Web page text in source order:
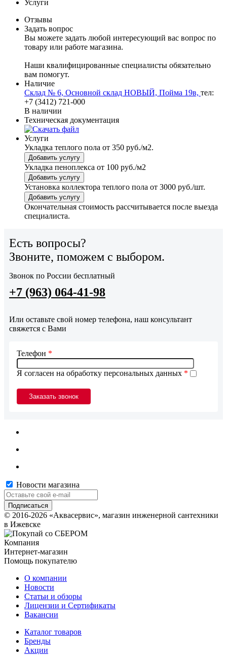
Услуги
Отзывы
Задать вопрос
Вы можете задать любой интересующий вас вопрос по
товару или работе магазина.
Наши квалифицированные специалисты обязательно
вам помогут.
Наличие
Склад № 6, Основной склад НОВЫЙ, Пойма 19в, тел:
+7 (3412) 721-000
В наличии
Техническая документация
Услуги
Укладка теплого пола от 350 руб./м2.
Добавить услугу
Укладка пеноплекса от 100 руб./м2
Добавить услугу
Установка коллектора теплого пола от 3000 руб./шт.
Добавить услугу
Окончательная стоимость рассчитывается после выезда
специалиста.
Есть вопросы?
Звоните, поможем с выбором.
Звонок по России бесплатный
+7 (963) 064-41-98
Или оставьте свой номер телефона, наш консультант
свяжется с Вами
Я согласен на обработку персональных данных *
Телефон *
Новости магазина
© 2016-2026 «Аквасервис», магазин инженерной сантехники
в Ижевске
Компания
Интернет-магазин
Помощь покупателю
О компании
Новости
Статьи и обзоры
Лицензии и Сертификаты
Вакансии
Каталог товаров
Бренды
Акции